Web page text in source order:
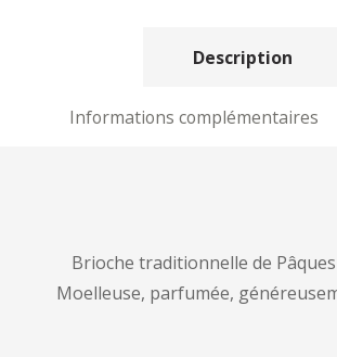
Description
Informations complémentaires
Brioche traditionnelle de
Moelleuse, parfumée,